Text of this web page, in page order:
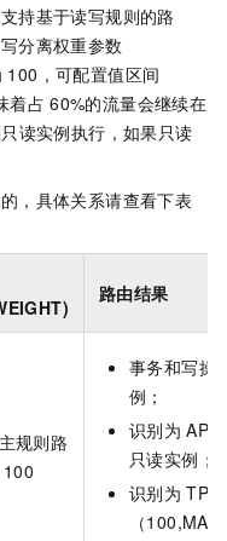
持基于读写规则的路
分离权重参数
100，可配置值区间
着占 60%的流量会继续在
读实例执行，如果只读
，具体关系请查看下表
路由结果
规则路
100
事务和写操
例；
识别为 AP
只读实例；
识别为 TP
（